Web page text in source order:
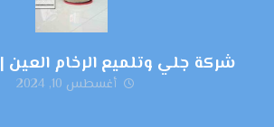
شركة جلي وتلميع الرخام العين |0545307678
أغسطس 10, 2024